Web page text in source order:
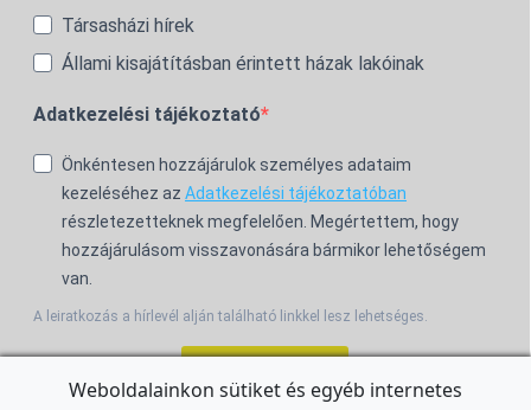
Társasházi hírek
Állami kisajátításban érintett házak lakóinak
Adatkezelési tájékoztató
Önkéntesen hozzájárulok személyes adataim
kezeléséhez az Adatkezelési tájékoztatóban
részletezetteknek megfelelően. Megértettem, hogy
hozzájárulásom visszavonására bármikor lehetőségem
van.
A leiratkozás a hírlevél alján található linkkel lesz lehetséges.
Weboldalainkon sütiket és egyéb internetes